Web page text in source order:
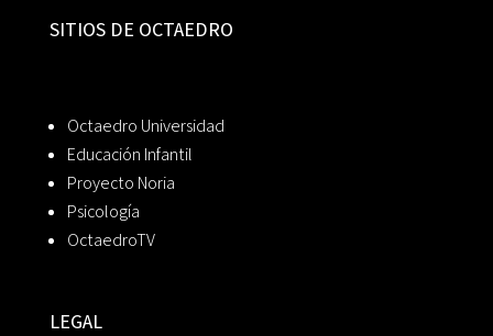
SITIOS DE OCTAEDRO
Octaedro Universidad
Educación Infantil
Proyecto Noria
Psicología
OctaedroTV
LEGAL